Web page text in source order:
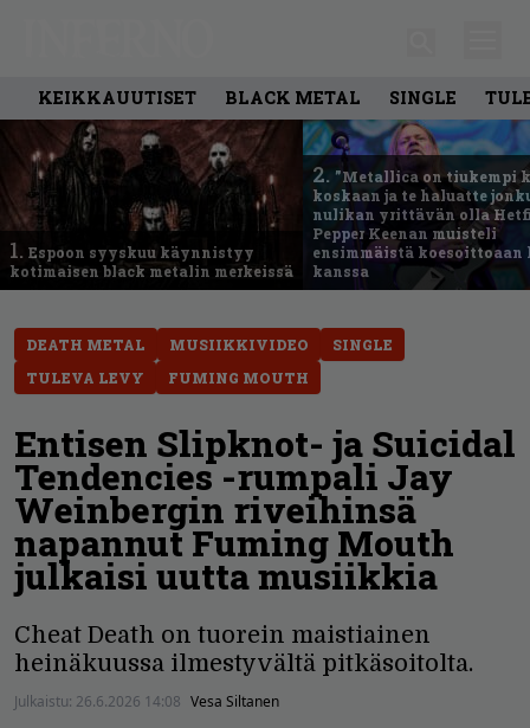
KEIKKAUUTISET BLACK METAL SINGLE
1. Espoon syyskuu käynnistyy
kotimaisen black metalin merkeissä
2. ”Metallica on tiukempi
koskaan ja te haluatte
nulikan yrittävän olla
Pepper Keenan muisteli
ensimmäistä
kanssa
DEATH METAL MUSIIKKIVIDEO
SINGLE
TULEVA LEVY
FUMING MOUTH
Entisen Slipknot- ja Suicidal
Tendencies -rumpali Jay
Weinbergin riveihinsä
napannut Fuming Mouth
julkaisi uutta musiikkia
Cheat Death on tuorein maistiainen
heinäkuussa ilmestyvältä pitkäsoitolta.
Julkaistu: 26.6.2026 14:08 Vesa Siltanen